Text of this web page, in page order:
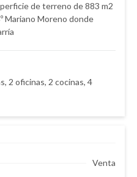
de terreno de 883 m2
Mariano Moreno donde
2 oficinas, 2 cocinas, 4
Venta